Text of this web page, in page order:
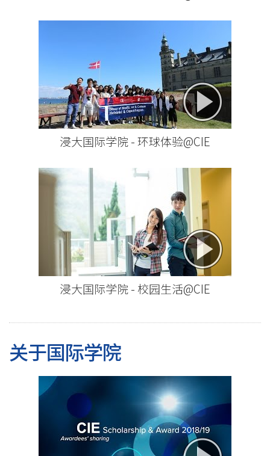
浸大国际学院 - 环球体验@CIE
浸大国际学院 - 校园生活@CIE
关于国际学院